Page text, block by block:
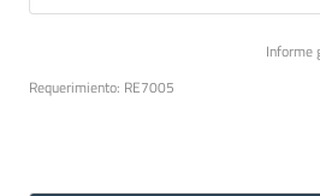
Informe
Requerimiento: RE7005